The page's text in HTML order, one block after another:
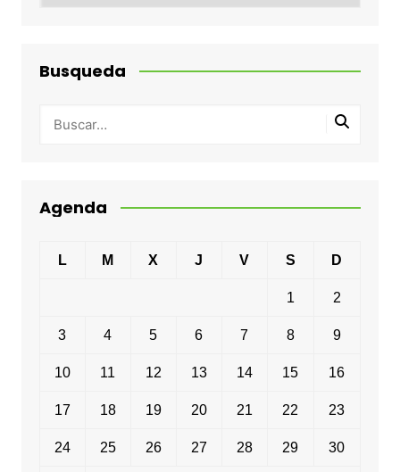
Busqueda
Agenda
L M X J V S D
1 2
3 4 5 6 7 8 9
10 11 12 13 14 15 16
17 18 19 20 21 22 23
24 25 26 27 28 29 30